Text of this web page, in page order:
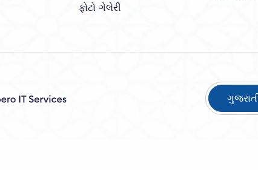
ફોટો ગેલેરી